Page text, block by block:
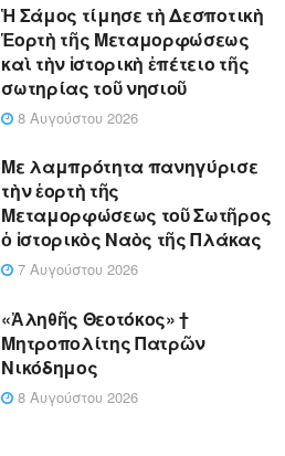
Ἡ Σάμος τίμησε τὴ Δεσποτικὴ
Ἑορτὴ τῆς Μεταμορφώσεως
καὶ τὴν ἱστορικὴ ἐπέτειο τῆς
σωτηρίας τοῦ νησιοῦ
8 Αυγούστου 2026
Με λαμπρότητα πανηγύρισε
τὴν ἑορτὴ τῆς
Μεταμορφώσεως τοῦ Σωτῆρος
ὁ ἱστορικὸς Ναὸς τῆς Πλάκας
7 Αυγούστου 2026
«Ἀληθῆς Θεοτόκος» †
Μητροπολίτης Πατρῶν
Νικόδημος
8 Αυγούστου 2026